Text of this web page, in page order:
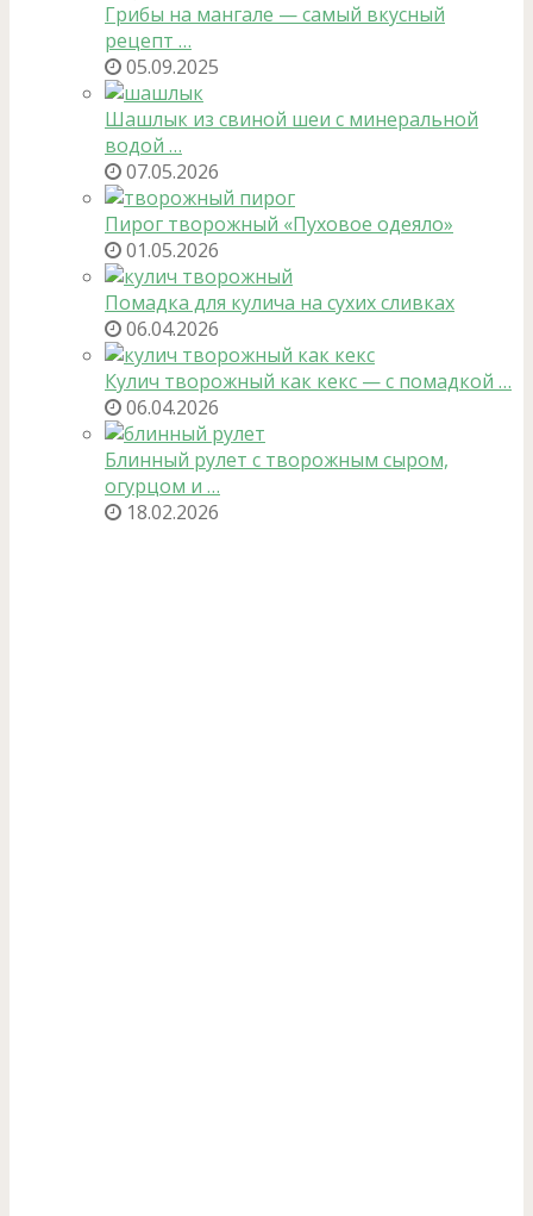
Грибы на мангале — самый вкусный
рецепт …
05.09.2025
Шашлык из свиной шеи с минеральной
водой …
07.05.2026
Пирог творожный «Пуховое одеяло»
01.05.2026
Помадка для кулича на сухих сливках
06.04.2026
Кулич творожный как кекс — с помадкой …
06.04.2026
Блинный рулет с творожным сыром,
огурцом и …
18.02.2026